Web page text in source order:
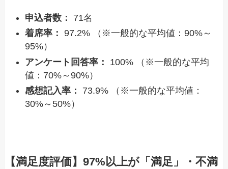
申込者数：
71名
着席率： 97.2% （※一般的な平均値：90%～
95%）
アンケート回答率：
100% （※一般的な平均
値：70%～90%）
感想記入率：
73.9% （※一般的な平均値：
30%～50%）
【満足度評価】97%以上が「満足」・不満